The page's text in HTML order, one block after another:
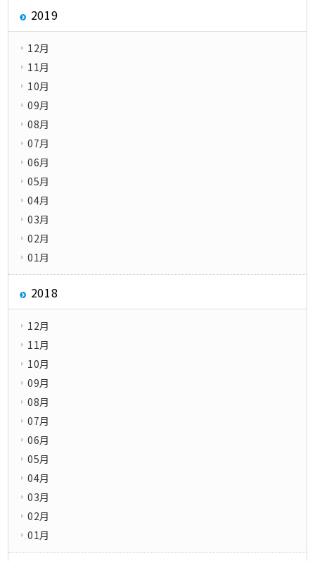
2019
12月
11月
10月
09月
08月
07月
06月
05月
04月
03月
02月
01月
2018
12月
11月
10月
09月
08月
07月
06月
05月
04月
03月
02月
01月